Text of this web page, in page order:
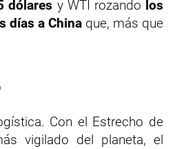
dólares y WTI rozando los
días a Chinaque, más que
Con el Estrecho de
vigilado del planeta, el